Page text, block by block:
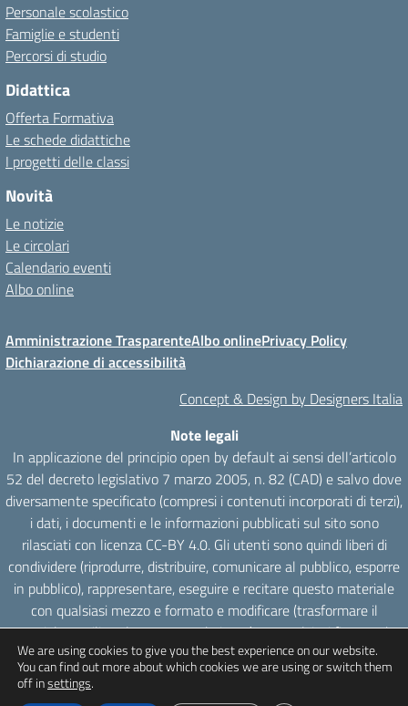
Personale scolastico
Famiglie e studenti
Percorsi di studio
Didattica
Offerta Formativa
Le schede didattiche
I progetti delle classi
Novità
Le notizie
Le circolari
Calendario eventi
Albo online
Amministrazione TrasparenteAlbo onlinePrivacy Policy
Dichiarazione di accessibilità
Concept & Design by Designers Italia
Note legali
In applicazione del principio open by default ai sensi dell’articolo
52 del decreto legislativo 7 marzo 2005, n. 82 (CAD) e salvo dove
diversamente specificato (compresi i contenuti incorporati di terzi),
i dati, i documenti e le informazioni pubblicati sul sito sono
rilasciati con licenza CC-BY 4.0. Gli utenti sono quindi liberi di
condividere (riprodurre, distribuire, comunicare al pubblico, esporre
in pubblico), rappresentare, eseguire e recitare questo materiale
con qualsiasi mezzo e formato e modificare (trasformare il
materiale e utilizzarlo per opere derivate) per qualsiasi fine, anche
commerciale con il solo onere di attribuzione, senza apporre
restrizioni aggiuntive.
We are using cookies to give you the best experience on our website.
You can find out more about which cookies we are using or switch them
off insettings.